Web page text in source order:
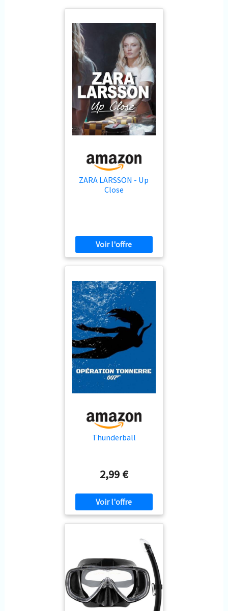
ZARA LARSSON - Up
Close
Thunderball
2,99 €